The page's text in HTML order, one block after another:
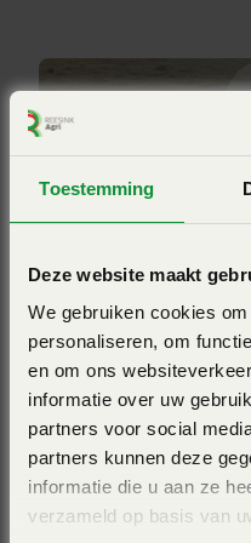
Toestemming
Deze website maakt
We gebruiken cookies
personaliseren, om
en om ons
informatie over uw
partners voor social
partners kunnen deze
informatie die u aan ze
verzameld op basis van
Ze verminderen de
tanden.
van de tandarm.
omdat deze tijdens zijn
worden hierdoor
Boven het zwad wordt
gegenereerd
Door de stand van de
zich te spreiden over
gelijk belast worden.
Gedragen
Zwadbreedte (m)
0,70 / 1,50
Aantal rotoren
1
Merk
Bekijk ook